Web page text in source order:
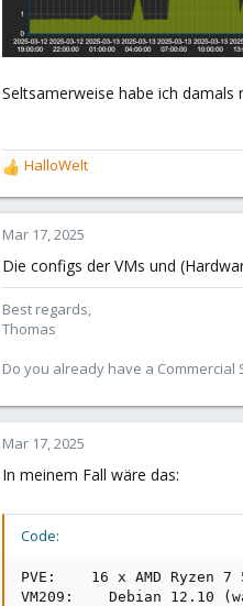
Seltsamerweise habe ich damals
R
e
a
c
i
o
n
s
HalloWelt
Mar 17, 2025
Die configs der VMs und
Best regards,
Thomas
Do you already have a
Mar 17, 2025
In meinem Fall wäre das:
Code:
PVE:    16 x AMD Ryzen 7
VM209:    Debian 12.10